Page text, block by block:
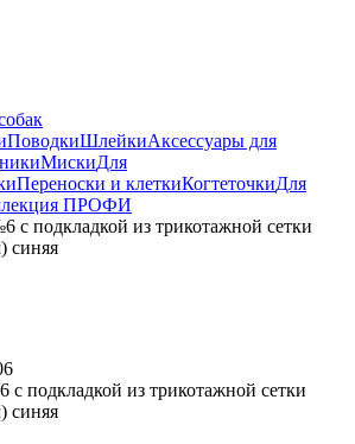
ПоводкиШлейкиАксессуары для
МискиДля
Переноски и клеткиКогтеточкиДля
ПРОФИ
с подкладкой из трикотажной сетки
синяя
подкладкой из трикотажной сетки
синяя